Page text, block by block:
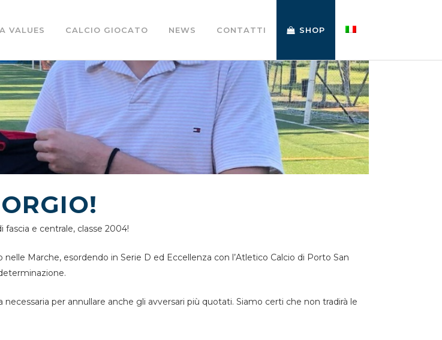
VALUES CALCIO GIOCATO NEWS CONTATTI SHOP
fascia e centrale, classe 2004!
Marche, esordendo in Serie D ed Eccellenza con l’Atletico Calcio di Porto San
per annullare anche gli avversari più quotati. Siamo certi che non tradirà le